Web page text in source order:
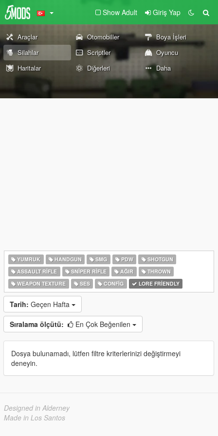
Show Adult Giriş Yap
Araçlar Otomobiller
Boya İşleri
Silahlar
Scriptler
Oyuncu
Haritalar
Diğerleri Daha
YUMRUK HANDGUN SMG PDW
SHOTGUN
ASSAULT RIFLE
SNIPER RIFLE AĞIR
THROWN
WEAPON TEXTURE
SES CONFIG LORE FRIENDLY
Tarih: Geçen Hafta
Sıralama ölçütü: En Çok Beğenilen
Dosya bulunamadı, lütfen filtre kriterlerinizi değiştirmeyi
deneyin.
Designed in Alderney
Made in Los Santos